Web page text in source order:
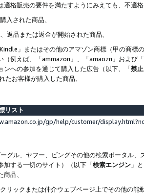
適格販売の要件を満たすようにみえても、不適
入された商品、
返品または返金が開始された商品、
」またはその他のアマゾン商標（甲の商
（例えば、「ammazon」、「amaozn」および
ンへの参加を通じて購入した広告（以下、「禁
たお客様が購入した商品、
リスト
gp/help/customer/
グル、ヤフー、ビングその他の検索ポータル
加する一切のサイト）（以下「検索エンジン 」
品、
リックまたは仲介ウェブページ上でその他の